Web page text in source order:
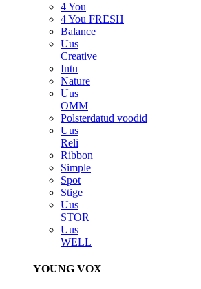
4 You
4 You FRESH
Balance
Uus
Creative
Intu
Nature
Uus
OMM
Polsterdatud voodid
Uus
Reli
Ribbon
Simple
Spot
Stige
Uus
STOR
Uus
WELL
YOUNG VOX